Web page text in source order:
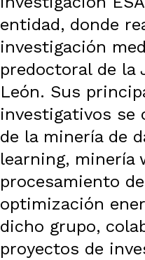
entidad, donde
investigación
predoctoral de la
León. Sus
investigativos se
de la minería de
learning, minería
procesamiento
optimización
dicho grupo,
proyectos de